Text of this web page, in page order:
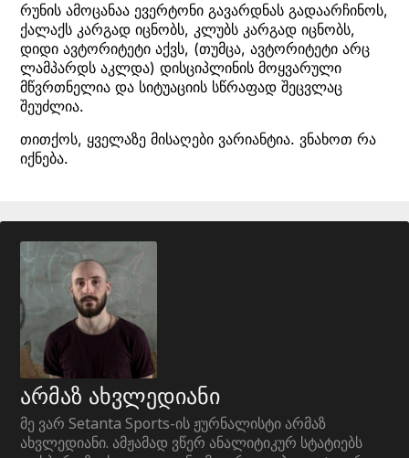
რუნის ამოცანაა ევერტონი გავარდნას გადაარჩინოს,
ქალაქს კარგად იცნობს, კლუბს კარგად იცნობს,
დიდი ავტორიტეტი აქვს, (თუმცა, ავტორიტეტი არც
ლამპარდს აკლდა) დისციპლინის მოყვარული
მწვრთნელია და სიტუაციის სწრაფად შეცვლაც
შეუძლია.
თითქოს, ყველაზე მისაღები ვარიანტია. ვნახოთ რა
იქნება.
არმაზ ახვლედიანი
მე ვარ Setanta Sports-ის ჟურნალისტი არმაზ
ახვლედიანი. ამჟამად ვწერ ანალიტიკურ სტატიებს